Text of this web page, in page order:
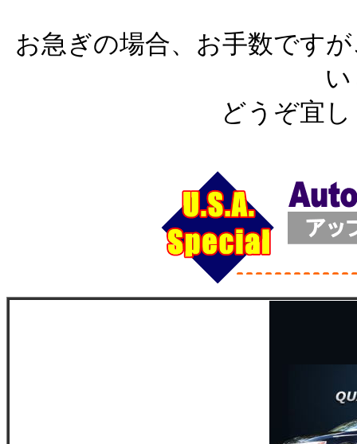
お急ぎの場合、お手数です
どうぞ宜